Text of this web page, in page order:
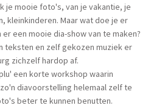
je mooie foto's, van je vakantie, je
kleinkinderen. Maar wat doe je er
een mooie dia-show van te maken?
teksten en zelf gekozen muziek er
zichzelf hardop af.
een korte workshop waarin
diavoorstelling helemaal zelf te
beter te kunnen benutten.